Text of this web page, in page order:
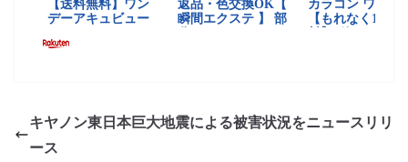
キヤノン東日本巨大地震による被害状況をニュースリリ
ース